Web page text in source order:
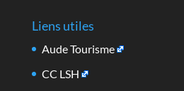
Liens utiles
Aude Tourisme
CC LSH